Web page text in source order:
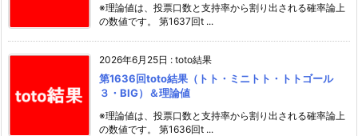
※理論値は、投票口数と支持率から割り出される確率論上
の数値です。 第1637回t ...
2026年6月25日 : toto結果
第1636回toto結果（トト・ミニトト・トトゴール
３・BIG）＆理論値
※理論値は、投票口数と支持率から割り出される確率論上
の数値です。 第1636回t ...